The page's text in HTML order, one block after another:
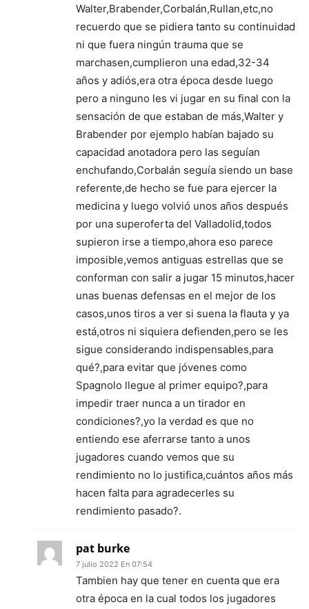
Walter,Brabender,Corbalán,Rullan,etc,no
recuerdo que se pidiera tanto su continuidad
ni que fuera ningún trauma que se
marchasen,cumplieron una edad,32-34
años y adiós,era otra época desde luego
pero a ninguno les vi jugar en su final con la
sensación de que estaban de más,Walter y
Brabender por ejemplo habían bajado su
capacidad anotadora pero las seguían
enchufando,Corbalán seguía siendo un base
referente,de hecho se fue para ejercer la
medicina y luego volvió unos años después
por una superoferta del Valladolid,todos
supieron irse a tiempo,ahora eso parece
imposible,vemos antiguas estrellas que se
conforman con salir a jugar 15 minutos,hacer
unas buenas defensas en el mejor de los
casos,unos tiros a ver si suena la flauta y ya
está,otros ni siquiera defienden,pero se les
sigue considerando indispensables,para
qué?,para evitar que jóvenes como
Spagnolo llegue al primer equipo?,para
impedir traer nunca a un tirador en
condiciones?,yo la verdad es que no
entiendo ese aferrarse tanto a unos
jugadores cuando vemos que su
rendimiento no lo justifica,cuántos años más
hacen falta para agradecerles su
rendimiento pasado?.
pat burke
7 julio 2022 En 07:54
Tambien hay que tener en cuenta que era
otra época en la cual todos los jugadores